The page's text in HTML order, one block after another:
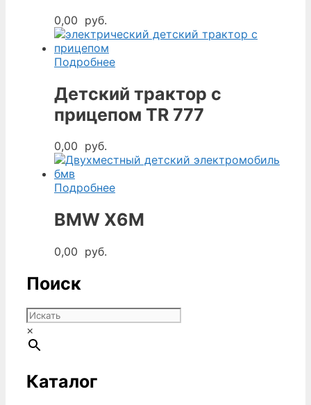
0,00 руб.
Подробнее
Детский трактор с
прицепом TR 777
0,00 руб.
Подробнее
BMW X6М
0,00 руб.
Поиск
×
Каталог